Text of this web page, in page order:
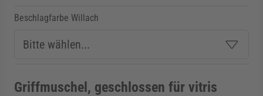
Beschlagfarbe Willach
Griffmuschel, geschlossen für vitris